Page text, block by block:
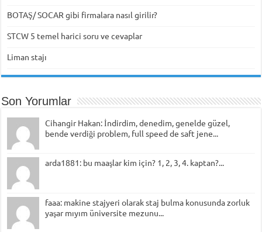
BOTAŞ/ SOCAR gibi firmalara nasıl girilir?
STCW 5 temel harici soru ve cevaplar
Liman stajı
Son Yorumlar
Cihangir Hakan: İndirdim, denedim, genelde güzel,
bende verdiği problem, full speed de saft jene...
arda1881: bu maaşlar kim için? 1, 2, 3, 4. kaptan?...
faaa: makine stajyeri olarak staj bulma konusunda zorluk
yaşar mıyım üniversite mezunu...